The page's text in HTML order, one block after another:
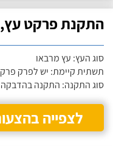
התקנת פרקט
סוג העץ: עץ מרבאו
תשתית קיימת: יש לפרק
סוג התקנה: התקנה בהדבקה
לצפייה